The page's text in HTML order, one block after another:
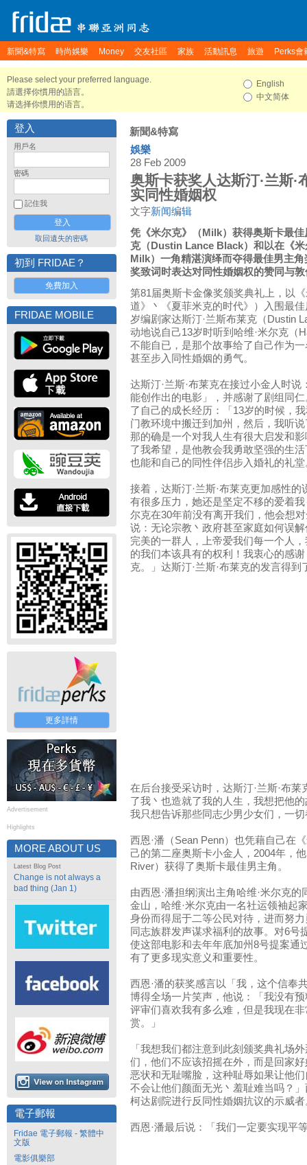
新聞&特寫 時尚娛樂 Money 交友社區 家族 活動訊息 旅遊 Perks會
Please select your preferred language.
請選擇你慣用的語言。
请选择你惯用的语言。
English
中文简体
登入
用戶名
密碼
記住我
取回遺失的密碼
初到 FRIDAE？
免費加入
FRIDAE MOBILE
更多詳情
Advertisement
Highlights
MORE ABOUT US
Latest Blog Post
Change is not always a
bad thing (Jan 1)
電子郵報
Fridae 電子郵報 - 繁體中
文版
電影俱樂部
新聞&特寫
娛樂
28 Feb 2009
奥斯卡获奖人达斯汀·兰斯·
实同性婚姻权
文字新闻编辑
凭《米尔克》（Milk）获得奥斯卡最佳
克（Dustin Lance Black）和以在《
Milk）一角精湛演绎而夺得最佳男主
奖致词时表达对同性婚姻权的赞同与敦
第81届奥斯卡金像奖颁奖典礼上，以
道》丶《夏菲米克的时代》）入围最
岁编剧家达斯汀·兰斯布莱克（Dustin
动地说自己13岁时听到哈维·米尔克（
不能自已，是那个故事给了自己作为
甚至步入同性婚姻的勇气。
达斯汀·兰斯·布莱克在接过小金人时
能创作出的电影」，并感谢了剧组同
了自己的成长经历：「13岁的时候，
门教环境中搬迁到加州，然后，我听
那的确是一个对我人生有很大启发和
了我希望，是他教会我勇敢坚强的生
也能和自己的同性伴侣步入婚礼的礼堂
接着，达斯汀·兰斯·布莱克更加感性
有很多压力，她还是坚定不移的爱着
尔克在30年前没有离开我们，他会想
说：无论宗教丶政府甚至家庭如何误
完美的一群人，上帝爱我们每一个人
的我们本该具有的权利！我衷心的感
克。」达斯汀·兰斯·布莱克的发言得
在后台接受采访时，达斯汀·兰斯·布
了我丶也造就了我的人生，我想把他
我只想告诉那些同志少男少女们，一
西恩·潘（Sean Penn）也凭藉自己在
己的第二座奥斯卡小金人，2004年，
River）获得了奥斯卡最佳男主角。
由西恩·潘担纲演出主角哈维·米尔克
金山，哈维·米尔克由一名社运领袖起
身份而得屈于二等公民对待，进而努
同志族群发声谋求福利的故事。对6号
使这部电影和去年年底加州8号提案通
有了更多现实意义和重要性。
西恩·潘的获奖感言以「我，这个信奉
博得全场一片笑声，他说：「我没有
评审们喜欢我有多么难，但是我现在
赏。」
「我想我们都注意到此刻颁奖典礼场
们，他们不应该招摇在外，而是回家
恶状和无耻嘴脸，这种耻辱如果让他
不会让他们颜面无光丶羞耻难当吗？
柯达剧院进行反同性婚姻抗议的示威者
西恩·潘最后说：「我们一定要实现平